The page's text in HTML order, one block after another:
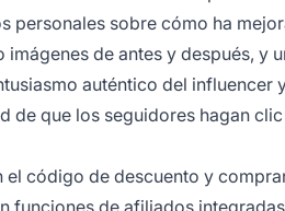
sobre cómo ha
de antes y después, y
auténtico del influencer
que los seguidores hagan
código de descuento y